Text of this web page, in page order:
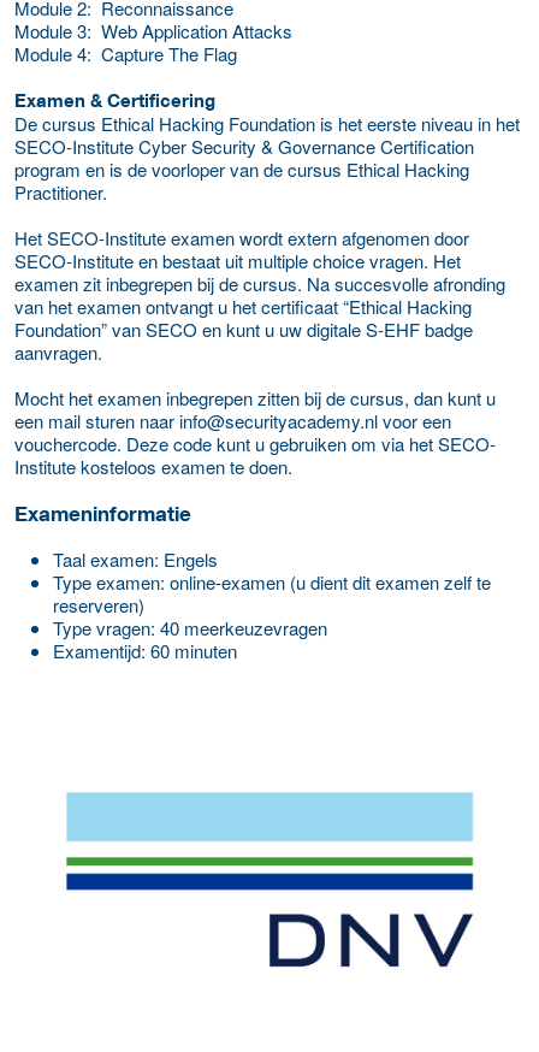
Module 2: Reconnaissance
Module 3: Web Application Attacks
Module 4: Capture The Flag
Examen & Certificering
De cursus Ethical Hacking Foundation is het eerste niveau in het
SECO-Institute Cyber Security & Governance Certification
program en is de voorloper van de cursus Ethical Hacking
Practitioner.
Het SECO-Institute examen wordt extern afgenomen door
SECO-Institute en bestaat uit multiple choice vragen. Het
examen zit inbegrepen bij de cursus. Na succesvolle afronding
van het examen ontvangt u het certificaat “Ethical Hacking
Foundation” van SECO en kunt u uw digitale S-EHF badge
aanvragen.
Mocht het examen inbegrepen zitten bij de cursus, dan kunt u
een mail sturen naar info@securityacademy.nl voor een
vouchercode. Deze code kunt u gebruiken om via het SECO-
Institute kosteloos examen te doen.
Exameninformatie
Taal examen: Engels
Type examen: online-examen (u dient dit examen zelf te
reserveren)
Type vragen: 40 meerkeuzevragen
Examentijd: 60 minuten